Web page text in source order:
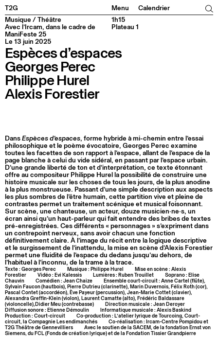
T2G Menu Calendrier
Facebook
Linkedin
Musique / Théâtre
Avec l’Ircam, dans le cadre de
ManiFeste 25
Le 13 juin 2025
1h15
Plateau 1
Espèces d’espaces
Georges Perec
Philippe Hurel
Alexis Forestier
Dans Espèces d’espaces, forme hybride à mi-chemin entre l’essai
philosophique et le poème évocatoire, Georges Perec examine
toutes les facettes de son rapport à l’espace, allant de l’espace de la
page blanche à celui du vide sidéral, en passant par l’espace urbain.
D’une grande liberté de ton et d’interprétation, ce texte étonnant
offre au compositeur Philippe Hurel la possibilité de construire une
histoire musicale sur les choses de tous les jours, de la plus anodine
à la plus monstrueuse. Passant d’une simple description aux aspects
les plus sombres de l’être humain, cette partition vive et pleine de
contrastes permet un traitement scénique et musical foisonnant.
Sur scène, une chanteuse, un acteur, douze musicien·ne·s, un
écran ainsi qu’un haut-parleur qui fait entendre des bribes de textes
pré-enregistrées. Ces différents « personnages » s’expriment dans
un contrepoint nerveux, sans avoir chacun une fonction
définitivement claire. À l’image du récit entre la logique descriptive
et le surgissement de l’inattendu, la mise en scène d’Alexis Forestier
permet une fluidité de l’espace du dedans jusqu’au dehors, de
l’habituel à l’inconnu, de la trame à la trace.
Texte : Georges Perec Musique : Philippe Hurel
Mise en scène : Alexis
Forestier
Vidéo : Evi Kalessis Lumières : Ruben Trouillet
Soprano : Elise
Chauvin
Comédien : Jean Chaize
Ensemble court-circuit : Anne Cartel (flûte),
Sylvain Faucon (hautbois), Pierre Dutrieu (clarinette), Marin Duvernois, Félix Roth (cor),
Pascal Contet (accordéon), Ève Payeur (percussion), Jean-Marie Cottet (clavier),
Alexandra Greffin-Klein (violon), Laurent Camatte (alto), Frédéric Baldassare
(violoncelle),Didier Meu (contrebasse)
Direction musicale : Jean Deroyer
Diffusion sonore : Etienne Démoulin
Informatique musicale : Alexis Baskind
Production : Court-circuit
Co-production : L’atelier lyrique de Tourcoing, Court-
circuit, la Compagnie Les endimanchés
Co-réalisation : Ircam-Centre Pompidou et
T2G Théâtre de Gennevilliers
Avec le soutien de la SACEM, de la fondation Ernst von
Siemens, du FCL (Fonds de création lyrique) et de la Fondation Tissier Grandpierre